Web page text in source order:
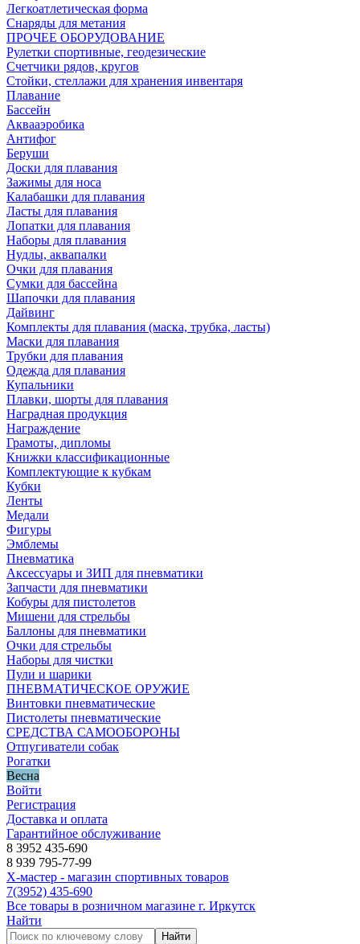
Легкоатлетическая форма
Снаряды для метания
ПРОЧЕЕ ОБОРУДОВАНИЕ
Рулетки спортивные, геодезические
Счетчики рядов, кругов
Стойки, стеллажи для хранения инвентаря
Плавание
Бассейн
Аквааэробика
Антифог
Беруши
Доски для плавания
Зажимы для носа
Калабашки для плавания
Ласты для плавания
Лопатки для плавания
Наборы для плавания
Нудлы, аквапалки
Очки для плавания
Сумки для бассейна
Шапочки для плавания
Дайвинг
Комплекты для плавания (маска, трубка, ласты)
Маски для плавания
Трубки для плавания
Одежда для плавания
Купальники
Плавки, шорты для плавания
Наградная продукция
Награждение
Грамоты, дипломы
Книжки классификационные
Комплектующие к кубкам
Кубки
Ленты
Медали
Фигуры
Эмблемы
Пневматика
Аксессуары и ЗИП для пневматики
Запчасти для пневматики
Кобуры для пистолетов
Мишени для стрельбы
Баллоны для пневматики
Очки для стрельбы
Наборы для чистки
Пули и шарики
ПНЕВМАТИЧЕСКОЕ ОРУЖИЕ
Винтовки пневматические
Пистолеты пневматические
СРЕДСТВА САМООБОРОНЫ
Отпугиватели собак
Рогатки
Весна
Войти
Регистрация
Доставка и оплата
Гарантийное обслуживание
8 3952 435-690
8 939 795-77-99
Х-мастер - магазин спортивных товаров
7(3952) 435-690
Все товары в розничном магазине г. Иркутск
Найти
Найти